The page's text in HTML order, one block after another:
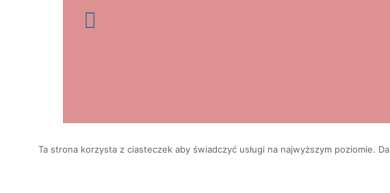
Ta strona korzysta z ciasteczek aby świadczyć usługi na najwyższym poziomie.